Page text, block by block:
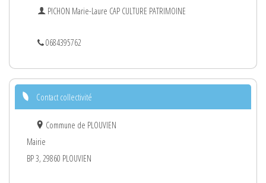
PICHON Marie-Laure CAP CULTURE PATRIMOINE
0684395762
Contact collectivité
Commune de PLOUVIEN
Mairie
BP 3, 29860 PLOUVIEN